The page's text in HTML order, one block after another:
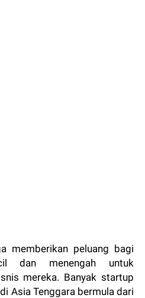
memberikan peluang bagi
dan menengah untuk
mereka. Banyak startup
Asia Tenggara bermula dari